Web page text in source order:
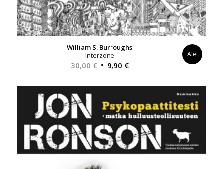
William S. Burroughs
Interzone
30,00€ Alkuperäinen
oli:
30,00 €.
9,90 €Nykyinen
on:
9,90 €.
Ale!